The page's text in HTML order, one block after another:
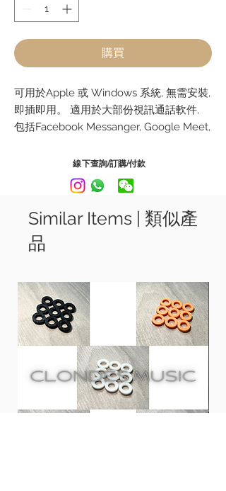
購買
可用於Apple 或 Windows 系統, 無需安裝,
即插即用。 適用於大部份視訊通話軟件,
包括Facebook Messanger, Google Meet,
配合 Apple Camara Kit 轉插便可使用於
iPhone 和iPad。
Android 電話使用Type-C 線便可使用
套裝包括 Pulse 咪, 角度調節腳架 和 USB-
規格
==============================
用上2個電容收音 (16mm 和10mm)
取樣頻率: 96khz / 24bit
收音模式: 心形 (可選消除噪音模式)
頻率響應: 20Hz – 20kHz
Can use on both Apple and Windows
線下查詢/訂購/付款
Similar Items | 類似產
品